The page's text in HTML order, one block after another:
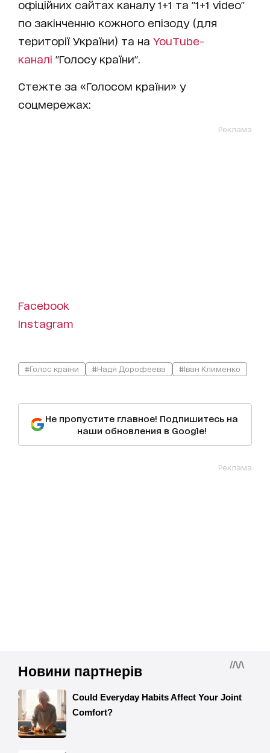
офіційних сайтах каналу 1+1 та "1+1 video"
по закінченню кожного епізоду (для
території України) та на YouTube-
каналі "Голосу країни".
Стежте за «Голосом країни» у
соцмережах:
Реклама
Facebook
Instagram
#Голос країни #Надя Дорофеева #Іван Клименко
Не пропустите главное! Подпишитесь на
наши обновления в Google!
Реклама